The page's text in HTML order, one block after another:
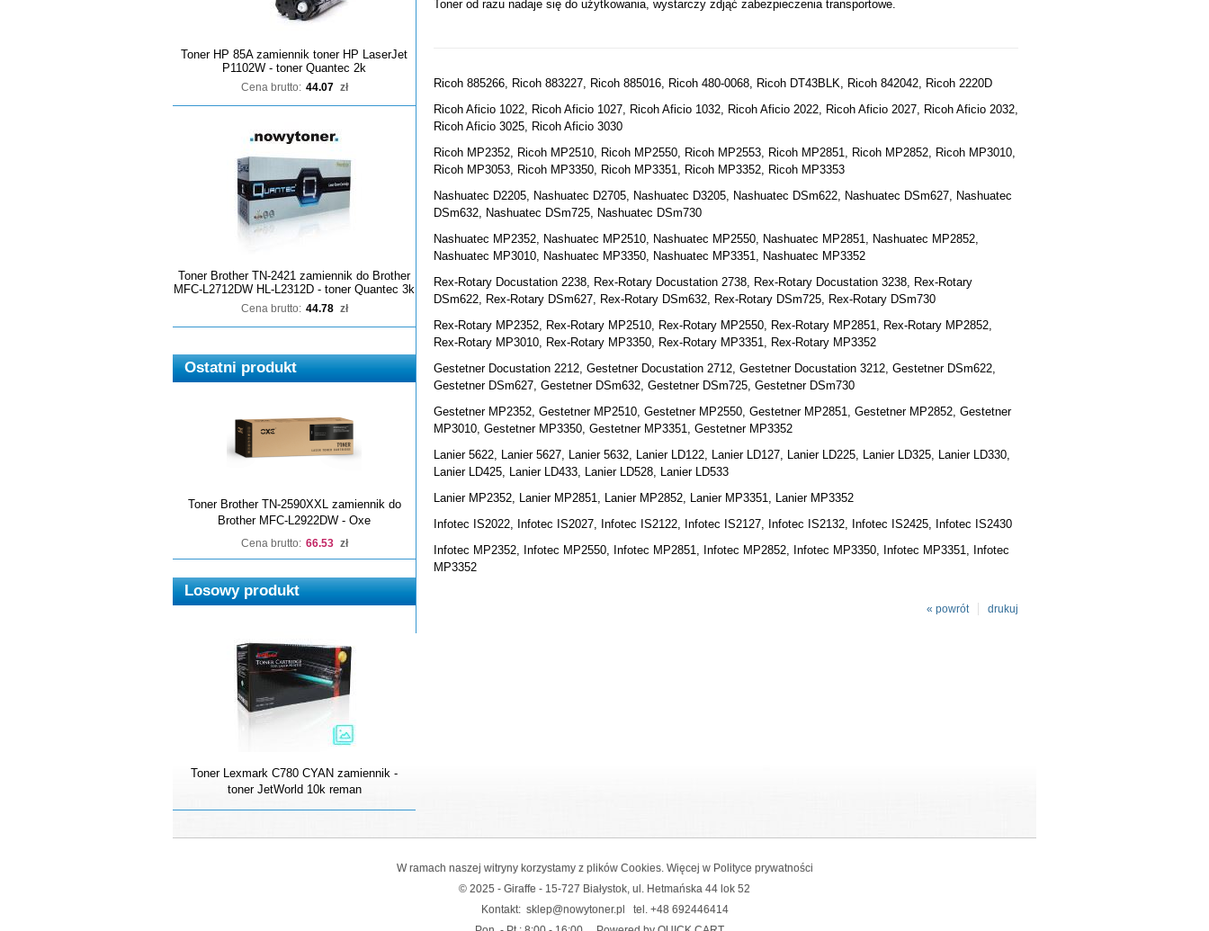
Toner HP 85A zamiennik toner HP LaserJet
P1102W - toner Quantec 2k
Cena brutto: 44.07 zł
Toner Brother TN-2421 zamiennik do Brother
MFC-L2712DW HL-L2312D - toner Quantec 3k
Cena brutto: 44.78 zł
Ostatni produkt
Toner Brother TN-2590XXL zamiennik do
Brother MFC-L2922DW - Oxe
Cena brutto: 66.53 zł
Losowy produkt
Toner Lexmark C780 CYAN zamiennik -
toner JetWorld 10k reman
Toner od razu nadaje się do użytkowania, wystarczy zdjąć zabezpieczenia transportowe.
Ricoh 885266, Ricoh 883227, Ricoh 885016, Ricoh 480-0068, Ricoh DT43BLK, Ricoh 842042, Ricoh 2220D
Ricoh Aficio 1022, Ricoh Aficio 1027, Ricoh Aficio 1032, Ricoh Aficio 2022, Ricoh Aficio 2027, Ricoh Aficio 2032,
Ricoh Aficio 3025, Ricoh Aficio 3030
Ricoh MP2352, Ricoh MP2510, Ricoh MP2550, Ricoh MP2553, Ricoh MP2851, Ricoh MP2852, Ricoh MP3010,
Ricoh MP3053, Ricoh MP3350, Ricoh MP3351, Ricoh MP3352, Ricoh MP3353
Nashuatec D2205, Nashuatec D2705, Nashuatec D3205, Nashuatec DSm622, Nashuatec DSm627, Nashuatec
DSm632, Nashuatec DSm725, Nashuatec DSm730
Nashuatec MP2352, Nashuatec MP2510, Nashuatec MP2550, Nashuatec MP2851, Nashuatec MP2852,
Nashuatec MP3010, Nashuatec MP3350, Nashuatec MP3351, Nashuatec MP3352
Rex-Rotary Docustation 2238, Rex-Rotary Docustation 2738, Rex-Rotary Docustation 3238, Rex-Rotary
DSm622, Rex-Rotary DSm627, Rex-Rotary DSm632, Rex-Rotary DSm725, Rex-Rotary DSm730
Rex-Rotary MP2352, Rex-Rotary MP2510, Rex-Rotary MP2550, Rex-Rotary MP2851, Rex-Rotary MP2852,
Rex-Rotary MP3010, Rex-Rotary MP3350, Rex-Rotary MP3351, Rex-Rotary MP3352
Gestetner Docustation 2212, Gestetner Docustation 2712, Gestetner Docustation 3212, Gestetner DSm622,
Gestetner DSm627, Gestetner DSm632, Gestetner DSm725, Gestetner DSm730
Gestetner MP2352, Gestetner MP2510, Gestetner MP2550, Gestetner MP2851, Gestetner MP2852, Gestetner
MP3010, Gestetner MP3350, Gestetner MP3351, Gestetner MP3352
Lanier 5622, Lanier 5627, Lanier 5632, Lanier LD122, Lanier LD127, Lanier LD225, Lanier LD325, Lanier LD330,
Lanier LD425, Lanier LD433, Lanier LD528, Lanier LD533
Lanier MP2352, Lanier MP2851, Lanier MP2852, Lanier MP3351, Lanier MP3352
Infotec IS2022, Infotec IS2027, Infotec IS2122, Infotec IS2127, Infotec IS2132, Infotec IS2425, Infotec IS2430
Infotec MP2352, Infotec MP2550, Infotec MP2851, Infotec MP2852, Infotec MP3350, Infotec MP3351, Infotec
MP3352
drukuj
« powrót
W ramach naszej witryny korzystamy z plików Cookies. Więcej w Polityce prywatności
© 2025 - Giraffe - 15-727 Białystok, ul. Hetmańska 44 lok 52
Kontakt: sklep@nowytoner.pl tel. +48 692446414